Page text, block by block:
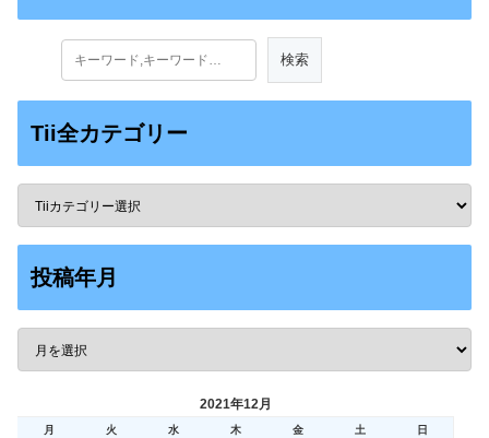
Tii全カテゴリー
投稿年月
2021年12月
月 火 水 木 金 土
日